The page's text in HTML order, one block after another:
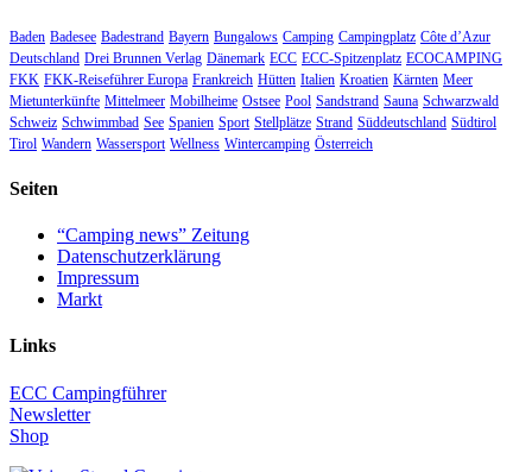
Baden Badesee Badestrand Bayern Bungalows Camping Campingplatz Côte d’Azur
Deutschland Drei Brunnen Verlag Dänemark ECC ECC-Spitzenplatz ECOCAMPING
FKK FKK-Reiseführer Europa Frankreich Hütten Italien Kroatien Kärnten Meer
Mietunterkünfte Mittelmeer Mobilheime Ostsee Pool Sandstrand Sauna Schwarzwald
Schweiz Schwimmbad See Spanien Sport Stellplätze Strand Süddeutschland Südtirol
Tirol Wandern Wassersport Wellness Wintercamping Österreich
Seiten
“Camping news” Zeitung
Datenschutzerklärung
Impressum
Markt
Links
ECC Campingführer
Newsletter
Shop